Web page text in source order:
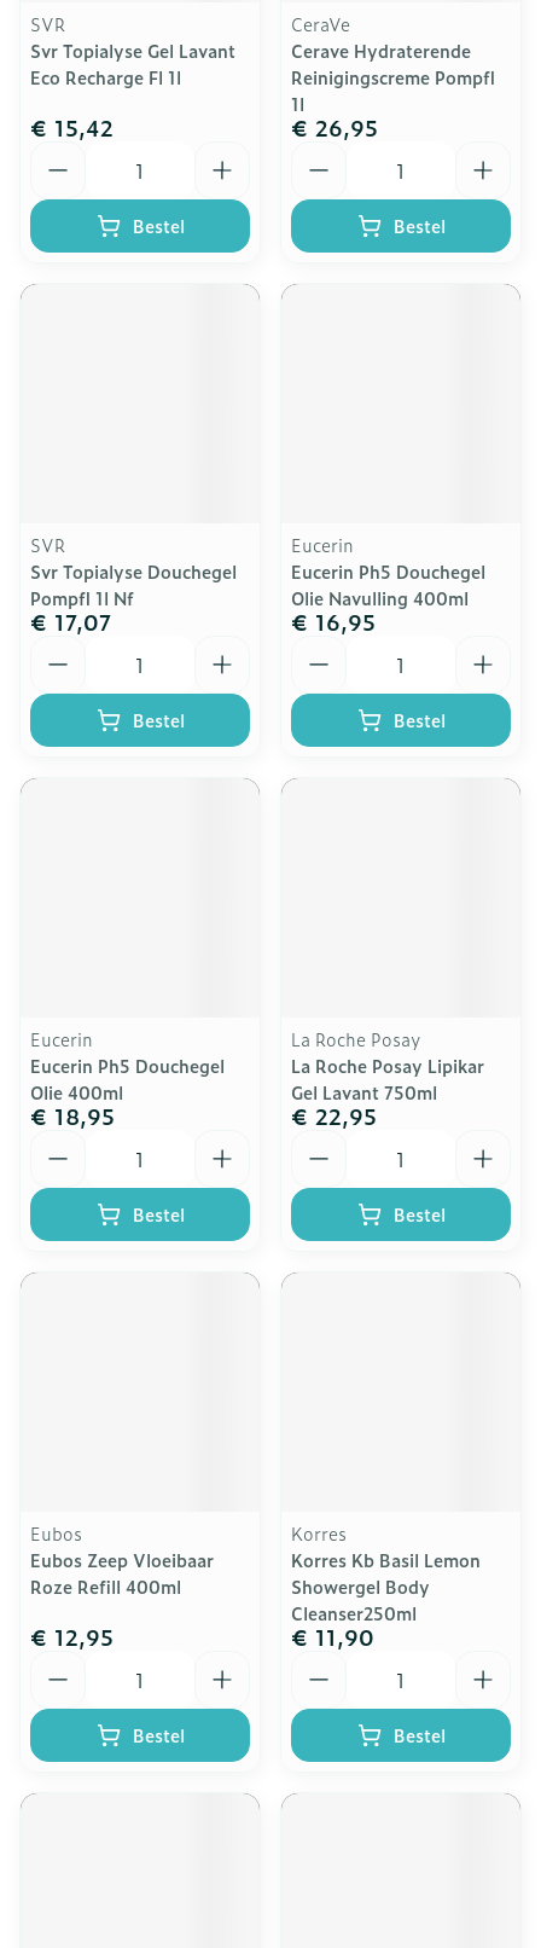
SVR
Svr Topialyse Gel Lavant
Eco Recharge Fl 1l
€ 15,42
Bestel
CeraVe
Cerave Hydraterende
Reinigingscreme Pompfl
1l
€ 26,95
Bestel
SVR
Svr Topialyse Douchegel
Pompfl 1l Nf
€ 17,07
Bestel
Eucerin
Eucerin Ph5 Douchegel
Olie Navulling 400ml
€ 16,95
Bestel
Eucerin
Eucerin Ph5 Douchegel
Olie 400ml
€ 18,95
Bestel
La Roche Posay
La Roche Posay Lipikar
Gel Lavant 750ml
€ 22,95
Bestel
Eubos
Eubos Zeep Vloeibaar
Roze Refill 400ml
€ 12,95
Bestel
Korres
Korres Kb Basil Lemon
Showergel Body
Cleanser250ml
€ 11,90
Bestel